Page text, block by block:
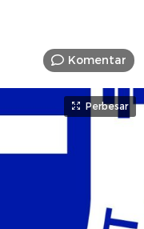
Komentar
Perbesar